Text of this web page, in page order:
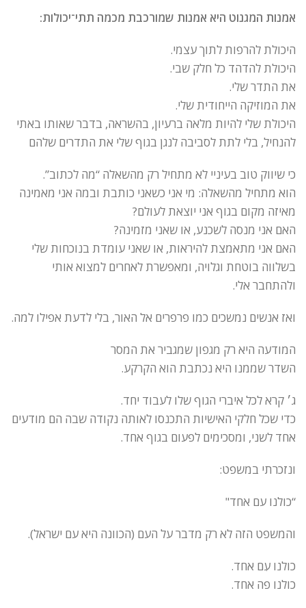
אמנות המגנוט היא אמנות שמורכבת מכמה תתי־יכולות:
היכולת להרפות לתוך עצמי.
היכולת להדהד כל חלק שבי.
את התדר שלי.
את המוזיקה הייחודית שלי.
היכולת שלי להיות מלאה ברעיון, בהשראה, בדבר שאותו באתי
להנחיל, בלי לתת לסביבה לנגן בגוף שלי את התדרים שלהם
כי שיווק טוב בעיניי לא מתחיל רק מהשאלה “מה לכתוב”.
הוא מתחיל מהשאלה: מי אני כשאני כותבת ובמה אני מאמינה
מאיזה מקום בגוף אני יוצאת לעולם?
האם אני מנסה לשכנע, או שאני מזמינה?
האם אני מתאמצת להיראות, או שאני עומדת בנוכחות שלי
בשלווה בוטחת וגלויה, ומאפשרת לאחרים למצוא אותי
ולהתחבר אלי.
ואז אנשים נמשכים כמו פרפרים אל האור, בלי לדעת אפילו למה.
המודעה היא רק מגפון שמגביר את המסר
השדר שממנו היא נכתבת הוא הקרקע.
ג׳ קרא לכל איברי הגוף שלו לעבוד יחד.
כדי שכל חלקי האישיות התכנסו לאותה נקודה שבה הם מודעים
אחד לשני, ומסכימים לפעום בגוף אחד.
ונזכרתי במשפט:
“כולנו עם אחד"
והמשפט הזה לא רק מדבר על העם (הכוונה היא עם ישראל).
כולנו עִם אחד.
כולנו פה אחד.